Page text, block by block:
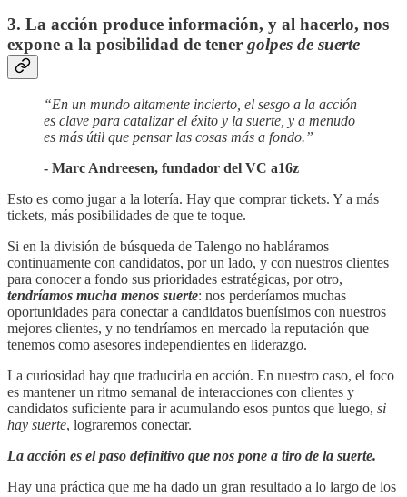
3. La acción produce información, y al hacerlo, nos
expone a la posibilidad de tener golpes de suerte
“En un mundo altamente incierto, el sesgo a la acción
es clave para catalizar el éxito y la suerte, y a menudo
es más útil que pensar las cosas más a fondo.”
- Marc Andreesen, fundador del VC a16z
Esto es como jugar a la lotería. Hay que comprar tickets. Y a más
tickets, más posibilidades de que te toque.
Si en la división de búsqueda de Talengo no habláramos
continuamente con candidatos, por un lado, y con nuestros clientes
para conocer a fondo sus prioridades estratégicas, por otro,
tendríamos mucha menos suerte: nos perderíamos muchas
oportunidades para conectar a candidatos buenísimos con nuestros
mejores clientes, y no tendríamos en mercado la reputación que
tenemos como asesores independientes en liderazgo.
La curiosidad hay que traducirla en acción. En nuestro caso, el foco
es mantener un ritmo semanal de interacciones con clientes y
candidatos suficiente para ir acumulando esos puntos que luego, si
hay suerte, lograremos conectar.
La acción es el paso definitivo que nos pone a tiro de la suerte.
Hay una práctica que me ha dado un gran resultado a lo largo de los